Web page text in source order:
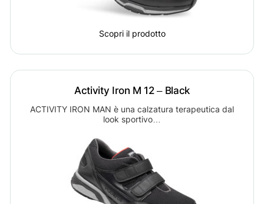
Scopri il prodotto
Activity Iron M 12 – Black
ACTIVITY IRON MAN è una calzatura terapeutica dal
look sportivo…